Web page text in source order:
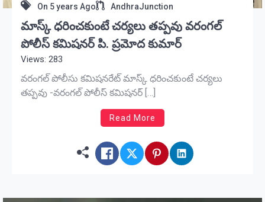
On 5 years Ago AndhraJunction
మాస్క్ ధరించకుంటే చర్యలు తప్పవు వరంగల్
పోలీస్ కమిషనర్ పి. ప్రమోద కుమార్
Views: 283
వరంగల్ పోలీసు కమిషనరేట్ మాస్క్ ధరించకుంటే చర్యలు
తప్పవు -వరంగల్ పోలీస్ కమిషనర్ […]
Read More